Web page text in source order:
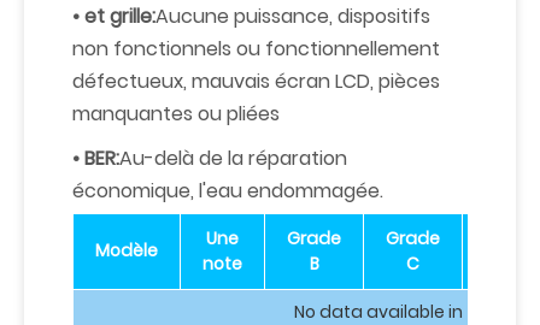
• et grille:Aucune puissance, dispositifs
non fonctionnels ou fonctionnellement
défectueux, mauvais écran LCD, pièces
manquantes ou pliées
• BER:Au-delà de la réparation
économique, l'eau endommagée.
Modèle
Une
note
Grade
B
Grade
C
No data available in table